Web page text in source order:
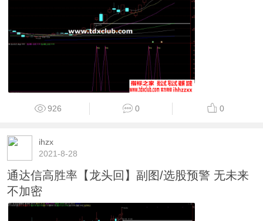
926 0 0
ihzx
2021-8-28
通达信高胜率【龙头回】副图/选股预警 无未来
不加密